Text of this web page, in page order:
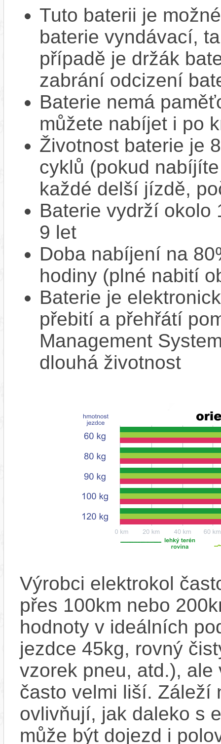
Tuto baterii je
baterie vyndávací,
případě je držák
zabrání odcizení
Baterie nemá
můžete nabíjet i po
Životnost baterie je
cyklů (pokud
každé delší jízdě,
Baterie vydrží okolo
9 let
Doba nabíjení na
hodiny (plné nabití
Baterie je
přebití a přehřátí
Management
dlouhá životnost
Výrobci elektrokol
přes 100km nebo
hodnoty v ideálních
jezdce 45kg, rovný
vzorek pneu, atd.),
často velmi liší. Záleží
ovlivňují, jak daleko s
může být dojezd i